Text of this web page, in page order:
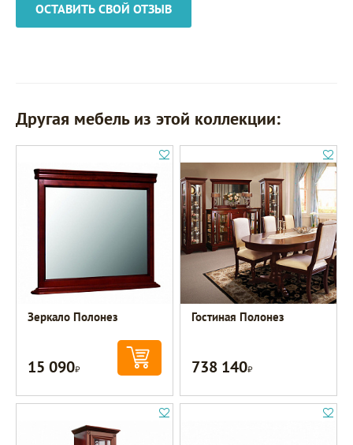
ОСТАВИТЬ СВОЙ ОТЗЫВ
Другая мебель из этой коллекции:
Зеркало Полонез
15 090Р
Гостиная Полонез
738 140Р